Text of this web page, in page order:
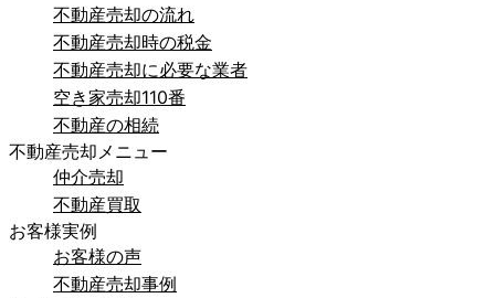
不動産売却の流れ
不動産売却時の税金
不動産売却に必要な業者
空き家売却110番
不動産の相続
不動産売却メニュー
仲介売却
不動産買取
お客様実例
お客様の声
不動産売却事例